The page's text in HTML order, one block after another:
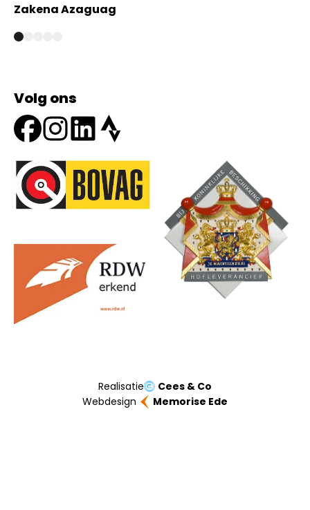
Zakena Azaguag
Volg ons
Onze partners
Realisatie
Cees & Co
Webdesign
Memorise Ede